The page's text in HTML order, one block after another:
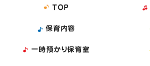
TOP
保育内容
一時預かり保育室